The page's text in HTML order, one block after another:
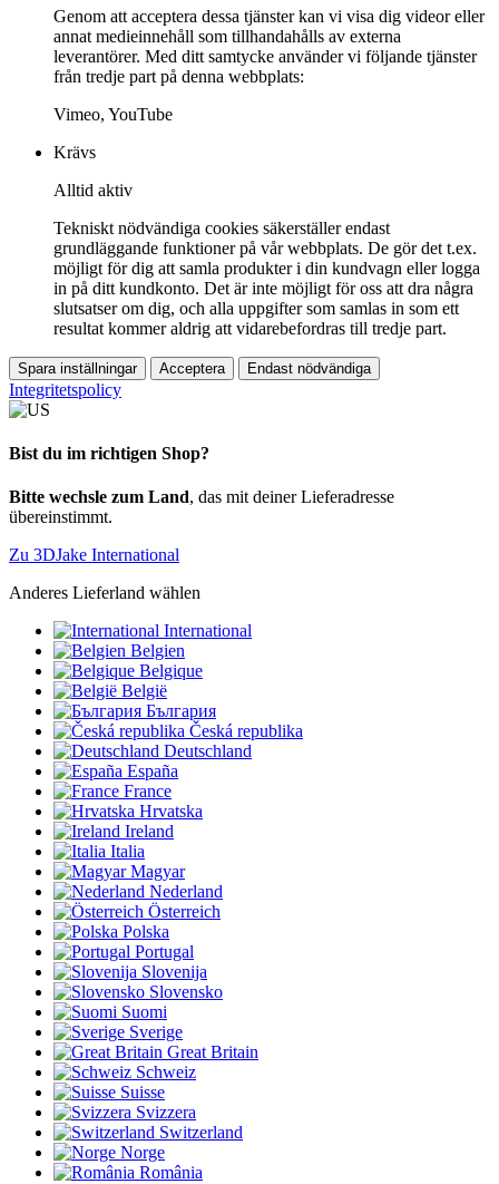
Genom att acceptera dessa tjänster kan vi visa dig videor eller
annat medieinnehåll som tillhandahålls av externa
leverantörer. Med ditt samtycke använder vi följande tjänster
från tredje part på denna webbplats:
Vimeo, YouTube
Krävs
Alltid aktiv
Tekniskt nödvändiga cookies säkerställer endast
grundläggande funktioner på vår webbplats. De gör det t.ex.
möjligt för dig att samla produkter i din kundvagn eller logga
in på ditt kundkonto. Det är inte möjligt för oss att dra några
slutsatser om dig, och alla uppgifter som samlas in som ett
resultat kommer aldrig att vidarebefordras till tredje part.
Spara inställningar Acceptera Endast nödvändiga
Integritetspolicy
Bist du im richtigen Shop?
Bitte wechsle zum Land, das mit deiner Lieferadresse
übereinstimmt.
Zu 3DJake International
Anderes Lieferland wählen
International
Belgien
Belgique
België
България
Česká republika
Deutschland
España
France
Hrvatska
Ireland
Italia
Magyar
Nederland
Österreich
Polska
Portugal
Slovenija
Slovensko
Suomi
Sverige
Great Britain
Schweiz
Suisse
Svizzera
Switzerland
Norge
România